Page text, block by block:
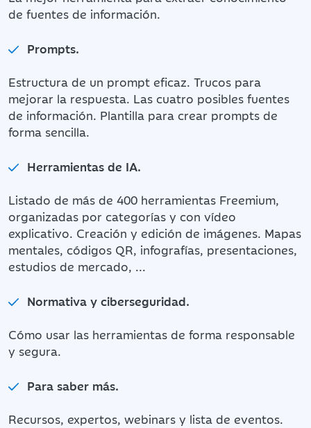
de fuentes de información.
Prompts.
Estructura de un prompt eficaz. Trucos para
mejorar la respuesta. Las cuatro posibles fuentes
de información. Plantilla para crear prompts de
forma sencilla.
Herramientas de IA.
Listado de más de 400 herramientas Freemium,
organizadas por categorías y con vídeo
explicativo. Creación y edición de imágenes. Mapas
mentales, códigos QR, infografías, presentaciones,
estudios de mercado, ...
Normativa y ciberseguridad.
Cómo usar las herramientas de forma responsable
y segura.
Para saber más.
Recursos, expertos, webinars y lista de eventos.